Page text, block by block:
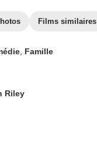
Films similaires
Famille
Riley